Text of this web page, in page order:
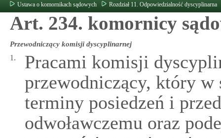
Ustawa o komornikach sądowych
Rozdział 11. Odpowiedzialność dyscyplinarna
Art. 234. komornicy
Przewodniczący komisji dyscyplinarnej
1.
Pracami komisji
przewodniczący, który w
terminy posiedzeń i
odwoławczemu oraz